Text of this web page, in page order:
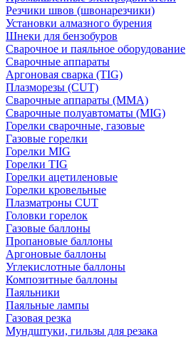
Резчики швов (швонарезчики)
Установки алмазного бурения
Шнеки для бензобуров
Сварочное и паяльное оборудование
Сварочные аппараты
Аргоновая сварка (TIG)
Плазморезы (CUT)
Сварочные аппараты (MMA)
Сварочные полуавтоматы (MIG)
Горелки сварочные, газовые
Газовые горелки
Горелки MIG
Горелки TIG
Горелки ацетиленовые
Горелки кровельные
Плазматроны CUT
Головки горелок
Газовые баллоны
Пропановые баллоны
Аргоновые баллоны
Углекислотные баллоны
Композитные баллоны
Паяльники
Паяльные лампы
Газовая резка
Мундштуки, гильзы для резака